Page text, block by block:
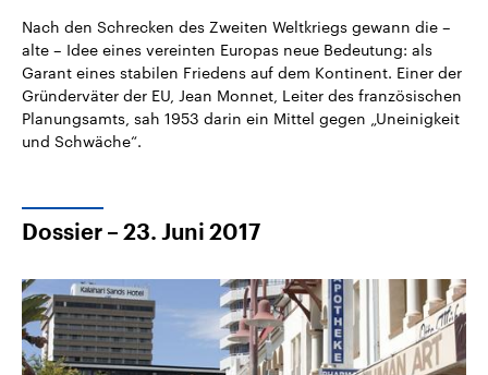
Nach den Schrecken des Zweiten Weltkriegs gewann die –
alte – Idee eines vereinten Europas neue Bedeutung: als
Garant eines stabilen Friedens auf dem Kontinent. Einer der
Gründerväter der EU, Jean Monnet, Leiter des französischen
Planungsamts, sah 1953 darin ein Mittel gegen „Uneinigkeit
und Schwäche“.
Dossier – 23. Juni 2017